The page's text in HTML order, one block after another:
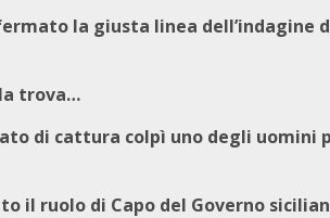
la giusta linea dell’indagine
trova…
di cattura colpì uno degli uomini
il ruolo di Capo del Governo